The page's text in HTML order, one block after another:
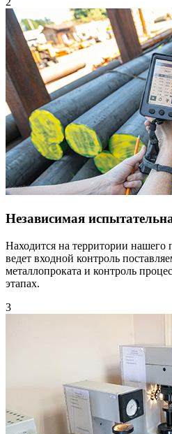
Независимая
Находится на территории нашего
ведет входной контроль
металлопроката и контроль
этапах.
3